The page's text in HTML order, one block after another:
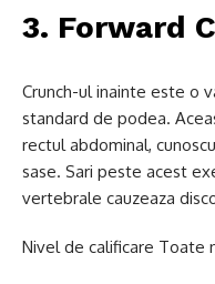
3. Forward
Crunch-ul inainte este o
standard de podea.
rectul abdominal,
sase. Sari peste acest
vertebrale cauzeaza
Nivel de calificare Toate